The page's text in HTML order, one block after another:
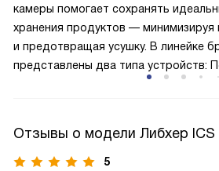
и быстрее происходит охлаждение,
меньше электроэнергии.
камеры помогает сохранять
хранения продуктов — минимизируя
и предотвращая усушку. В линейке
представлены два типа устройств:
с панелью, выполняющей функцию
устройства обеспечивают более
Отзывы о модели Либхер ICS
5